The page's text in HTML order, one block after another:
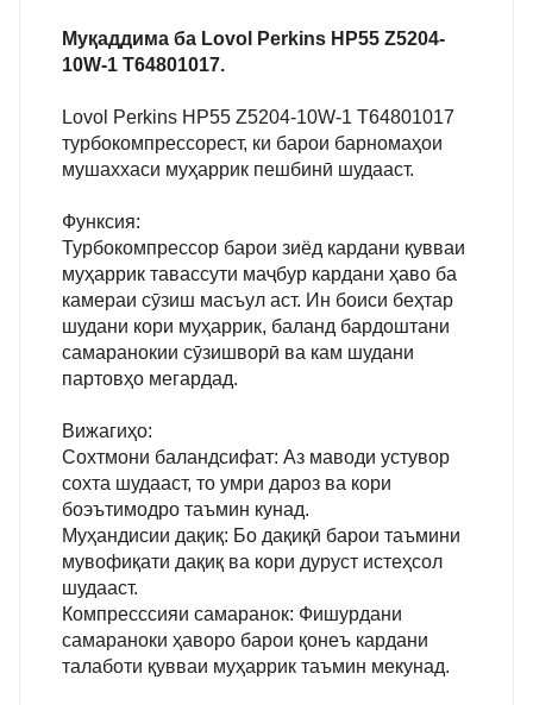
Муқаддима ба Lovol Perkins HP55 Z5204-
10W-1 T64801017.
Lovol Perkins HP55 Z5204-10W-1 T64801017
турбокомпрессорест, ки барои барномаҳои
мушаххаси муҳаррик пешбинӣ шудааст.
Функсия:
Турбокомпрессор барои зиёд кардани қувваи
муҳаррик тавассути маҷбур кардани ҳаво ба
камераи сӯзиш масъул аст. Ин боиси беҳтар
шудани кори муҳаррик, баланд бардоштани
самаранокии сӯзишворӣ ва кам шудани
партовҳо мегардад.
Вижагиҳо:
Сохтмони баландсифат: Аз маводи устувор
сохта шудааст, то умри дароз ва кори
боэътимодро таъмин кунад.
Муҳандисии дақиқ: Бо дақиқӣ барои таъмини
мувофиқати дақиқ ва кори дуруст истеҳсол
шудааст.
Компресссияи самаранок: Фишурдани
самараноки ҳаворо барои қонеъ кардани
талаботи қувваи муҳаррик таъмин мекунад.